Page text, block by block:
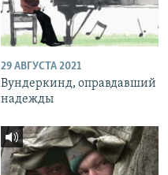
29 АВГУСТА 2021
Вундеркинд, оправдавший
надежды